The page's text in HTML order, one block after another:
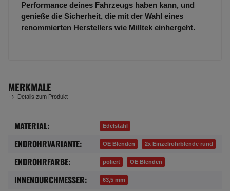
Performance deines Fahrzeugs haben kann, und
genieße die Sicherheit, die mit der Wahl eines
renommierten Herstellers wie Milltek einhergeht.
MERKMALE
Details zum Produkt
Produkteigenschaft
Wert
MATERIAL: Edelstahl
ENDROHRVARIANTE: OE Blenden 2x Einzelrohrblende rund
ENDROHRFARBE: poliert OE Blenden
INNENDURCHMESSER: 63,5 mm